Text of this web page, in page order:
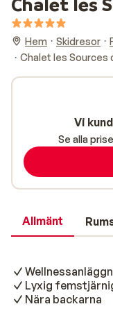
Hem Skidresor
Chalet les Sources
Allmänt
Lyxig
Nära backarna
Vi
Se alla